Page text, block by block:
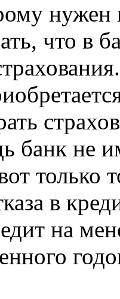
нужен
что в
банк не
только
в
на